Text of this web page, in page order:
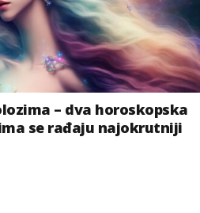
– dva horoskopska
se rađaju najokrutniji
Zemljotres u